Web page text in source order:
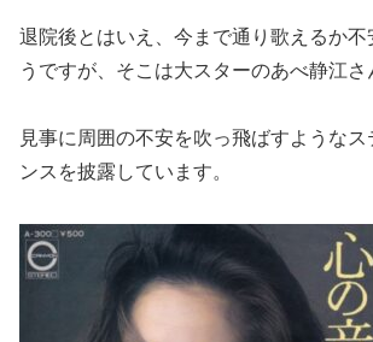
退院後とはいえ、今まで通り歌えるか不
うですが、そこは大スターのあべ静江さ
見事に周囲の不安を吹っ飛ばすような
ンスを披露しています。